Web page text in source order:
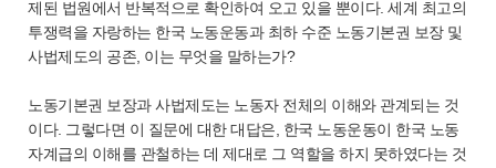
제된 법원에서 반복적으로 확인하여 오고 있을 뿐이다. 세계 최고의
투쟁력을 자랑하는 한국 노동운동과 최하 수준 노동기본권 보장 및
사법제도의 공존, 이는 무엇을 말하는가?
노동기본권 보장과 사법제도는 노동자 전체의 이해와 관계되는 것
이다. 그렇다면 이 질문에 대한 대답은, 한국 노동운동이 한국 노동
자계급의 이해를 관철하는 데 제대로 그 역할을 하지 못하였다는 것